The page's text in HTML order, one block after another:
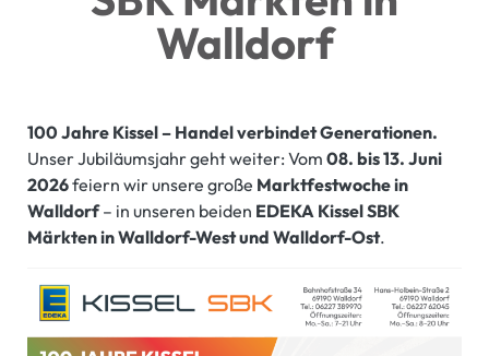
Walldorf
100 Jahre Kissel – Handel verbindet Generationen.
Unser Jubiläumsjahr geht weiter: Vom 08. bis 13. Juni
2026feiern wir unsere große Marktfestwoche in
Walldorf– in unseren beiden EDEKA Kissel SBK
Märkten in Walldorf-West und Walldorf-Ost.